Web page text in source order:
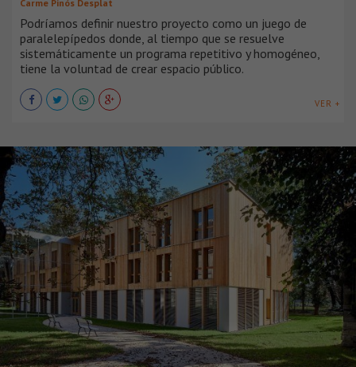
Carme Pinós Desplat
Podríamos definir nuestro proyecto como un juego de
paralelepípedos donde, al tiempo que se resuelve
sistemáticamente un programa repetitivo y homogéneo,
tiene la voluntad de crear espacio público.
VER +